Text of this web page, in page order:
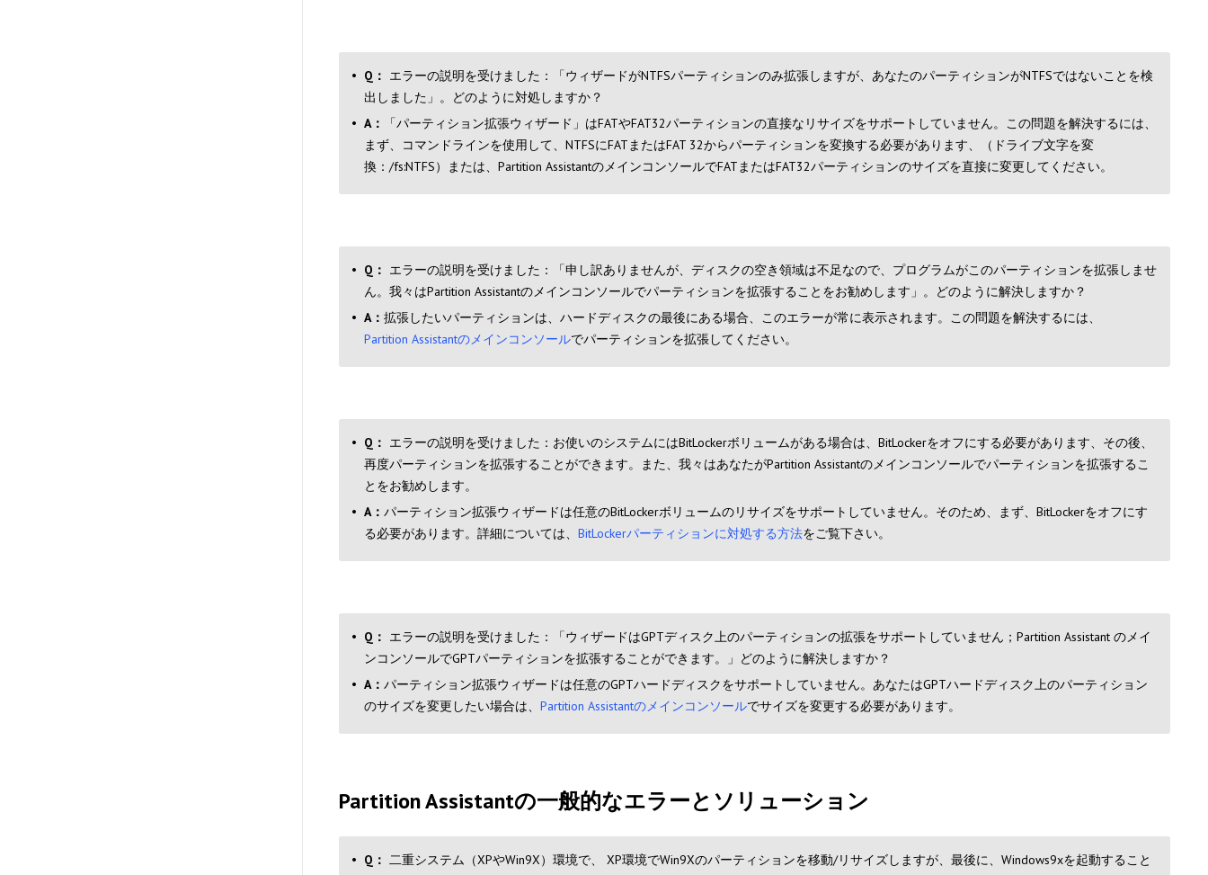
Q： エラーの説明を受けました：「ウィザードがNTFSパーティションのみ拡張しますが、あなたのパーティションがNTFSではないことを検
出しました」。どのように対処しますか？
A：
「パーティション拡張ウィザード」はFATやFAT32パーティションの直接なリサイズをサポートしていません。この問題を解決するには、
まず、コマンドラインを使用して、NTFSにFATまたはFAT 32からパーティションを変換する必要があります、（ドライブ文字を変
換：/fs:NTFS）または、Partition AssistantのメインコンソールでFATまたはFAT32パーティションのサイズを直接に変更してください。
Q： エラーの説明を受けました：「申し訳ありませんが、ディスクの空き領域は不足なので、プログラムがこのパーティションを拡張しませ
ん。我々はPartition Assistantのメインコンソールでパーティションを拡張することをお勧めします」。どのように解決しますか？
A： 拡張したいパーティションは、ハードディスクの最後にある場合、このエラーが常に表示されます。この問題を解決するには、
Partition Assistantのメインコンソールでパーティションを拡張してください。
Q： エラーの説明を受けました：お使いのシステムにはBitLockerボリュームがある場合は、BitLockerをオフにする必要があります、その後、
再度パーティションを拡張することができます。また、我々はあなたがPartition Assistantのメインコンソールでパーティションを拡張するこ
とをお勧めします。
A： パーティション拡張ウィザードは任意のBitLockerボリュームのリサイズをサポートしていません。そのため、まず、BitLockerをオフにす
る必要があります。詳細については、 BitLockerパーティションに対処する方法をご覧下さい。
Q： エラーの説明を受けました：「ウィザードはGPTディスク上のパーティションの拡張をサポートしていません；Partition Assistant のメイ
ンコンソールでGPTパーティションを拡張することができます。」どのように解決しますか？
A： パーティション拡張ウィザードは任意のGPTハードディスクをサポートしていません。あなたはGPTハードディスク上のパーティション
のサイズを変更したい場合は、 Partition Assistantのメインコンソールでサイズを変更する必要があります。
Partition Assistantの一般的なエラーとソリューション
Q： 二重システム（XPやWin9X）環境で、 XP環境でWin9Xのパーティションを移動/リサイズしますが、最後に、Windows9xを起動すること